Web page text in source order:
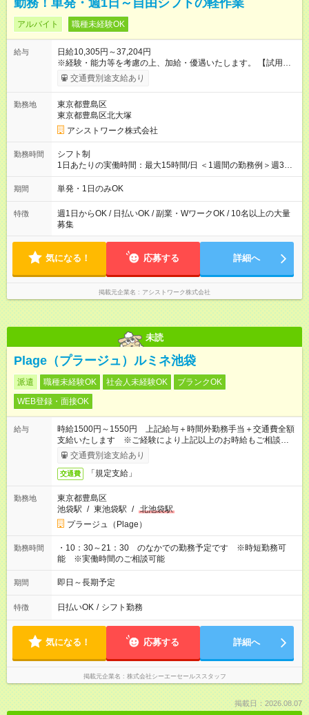
勤務！単発・週1日～自由シフトの軽作業
アルバイト 職種未経験OK
給与
日給10,305円～37,204円
※経験・能力等を考慮の上、加給・優遇いたします。 【試用期
間】試用期間なし
交通費別途支給あり
勤務地
東京都豊島区
東京都豊島区北大塚
アシストワーク株式会社
勤務時間
シフト制
1日あたりの実働時間：最大15時間/日 ＜1週間の勤務例＞週3回
勤務 勤務：月・水・金 休み：火・木・土・日 好きな時にお仕事
可能です！ ※1日あたりの最大実働時間は日勤、夜勤共に勤務し
期間 単発・1日のみOK
特徴
週1日からOK / 日払いOK / 副業・WワークOK / 10名以上の大量
募集
気になる！ 応募する 詳細へ
掲載元企業名 アシストワーク株式会社
未読
Plage（プラージュ）ルミネ池袋
派遣 職種未経験OK 社会人未経験OK
ブランクOK
WEB登録・面接OK
給与
時給1500円～1550円 上記給与＋時間外勤務手当＋交通費全額
支給いたします ※ご経験により上記以上のお時給もご相談させ
ていただきます ※時間外手当はお時給の1.25倍です！
交通費別途支給あり
交通費 「規定支給」
勤務地
東京都豊島区
池袋駅 / 東池袋駅 / 北池袋駅
プラージュ（Plage）
勤務時間
・10：30～21：30 のなかでの勤務予定です ※時短勤務可
能 ※実働時間のご相談可能
期間 即日～長期予定
特徴 日払いOK / シフト勤務
気になる！ 応募する 詳細へ
掲載元企業名 株式会社シーエーセールススタッフ
掲載日：2026.08.07